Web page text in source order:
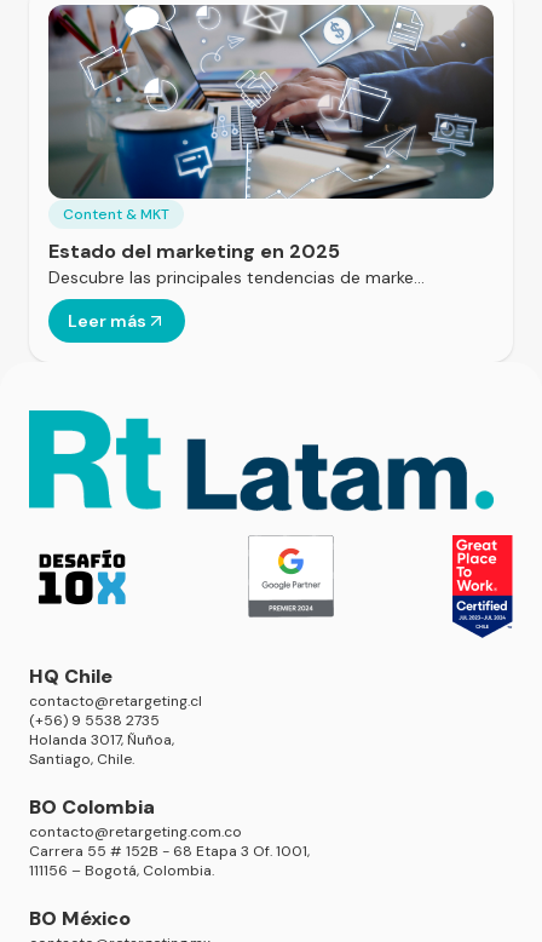
Content & MKT
Estado del marketing en 2025
Descubre las principales tendencias de marke…
Leer más
HQ Chile
contacto@retargeting.cl
(+56) 9 5538 2735
Holanda 3017, Ñuñoa,
Santiago, Chile.
BO Colombia
contacto@retargeting.com.co
Carrera 55 # 152B - 68 Etapa 3 Of. 1001,
111156 – Bogotá, Colombia.
BO México